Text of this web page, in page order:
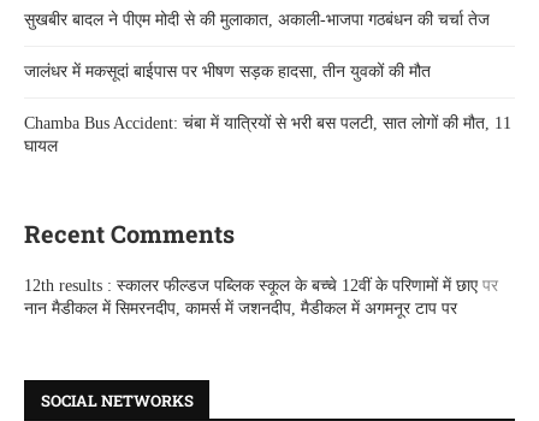
सुखबीर बादल ने पीएम मोदी से की मुलाकात, अकाली-भाजपा गठबंधन की चर्चा तेज
जालंधर में मकसूदां बाईपास पर भीषण सड़क हादसा, तीन युवकों की मौत
Chamba Bus Accident: चंबा में यात्रियों से भरी बस पलटी, सात लोगों की मौत, 11
घायल
Recent Comments
12th results : स्कालर फील्डज पब्लिक स्कूल के बच्चे 12वीं के परिणामों में छाएपर
नान मैडीकल में सिमरनदीप, कामर्स में जशनदीप, मैडीकल में अगमनूर टाप पर
SOCIAL NETWORKS